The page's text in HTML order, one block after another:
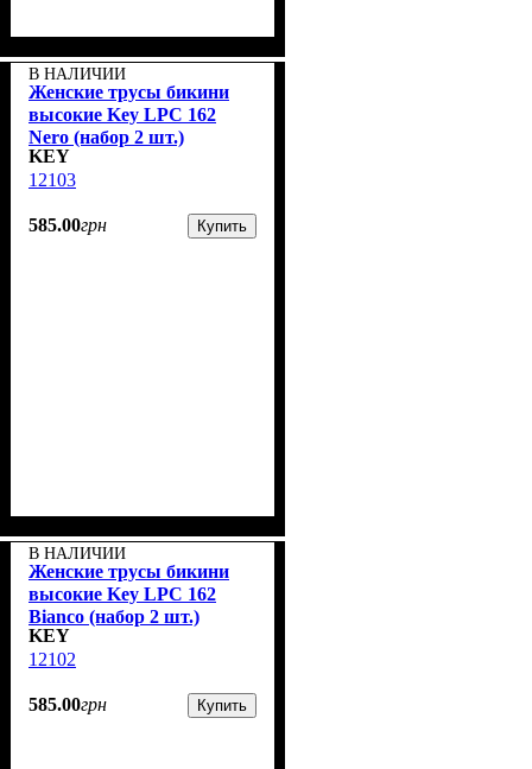
В НАЛИЧИИ
Женские трусы бикини
высокие Key LPC 162
Nero (набор 2 шт.)
KEY
12103
585.00грн Купить
В НАЛИЧИИ
Женские трусы бикини
высокие Key LPC 162
Bianco (набор 2 шт.)
KEY
12102
585.00грн Купить